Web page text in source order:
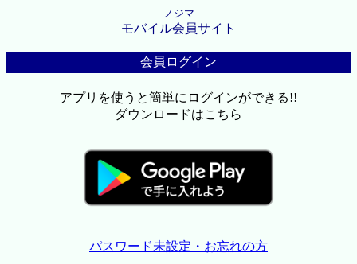
ノジマ
モバイル会員サイト
会員ログイン
アプリを使うと簡単にログインができる!!
ダウンロードはこちら
パスワード未設定・お忘れの方